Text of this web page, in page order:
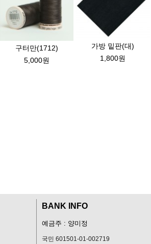
구터만(1712)
5,000원
가방 밑판(대)
1,800원
BANK INFO
예금주 : 양미정
국민 601501-01-002719